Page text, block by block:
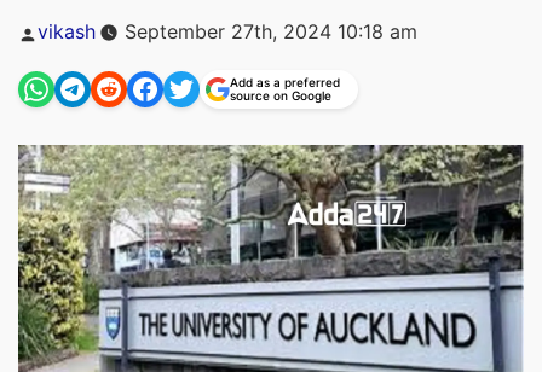
Posted
vikash September 27th, 2024 10:18 am
Add as a preferred
source on Google